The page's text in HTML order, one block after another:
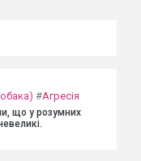
#Агресія
що у розумних